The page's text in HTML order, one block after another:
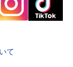
て